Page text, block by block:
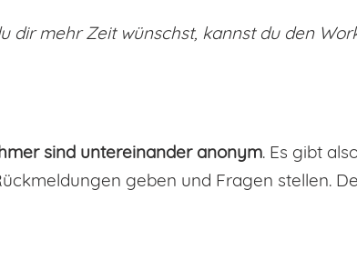
dir mehr Zeit wünschst, kannst du den
sind untereinander anonym. Es gibt
geben und Fragen stellen.